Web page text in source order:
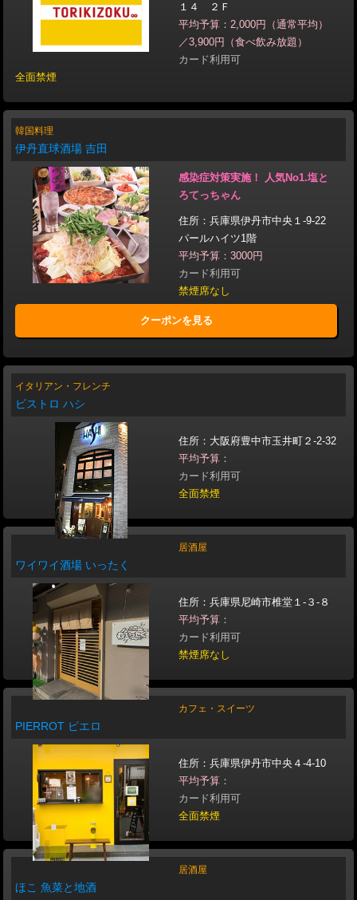
１４ ２Ｆ
平均予算：2,000円（通常平均）
／3,900円（食べ飲み放題）
カード利用可
全面禁煙
韓国料理
伊丹直球酒場 吉田
感染症対策実施！ 人気No1.塩と
ろてっちゃん
住所：兵庫県伊丹市中央１-9-22
パールハイツ1階
平均予算：3000円
カード利用可
禁煙席なし
クーポンを見る
イタリアン・フレンチ
ビストロ ハシ
住所：大阪府豊中市玉井町２-2-32
平均予算：
カード利用可
全面禁煙
居酒屋
ワイワイ酒場 いったく
住所：兵庫県尼崎市椎堂１-３-８
平均予算：
カード利用可
禁煙席なし
カフェ・スイーツ
PIERROT ピエロ
住所：兵庫県伊丹市中央４-4-10
平均予算：
カード利用可
全面禁煙
居酒屋
ほこ 魚菜と地酒